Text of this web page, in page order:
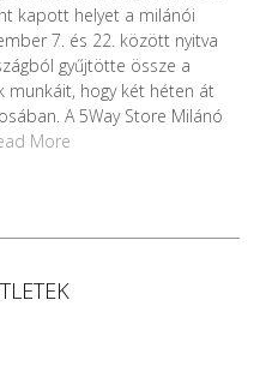
kapott helyet a milánói
7. és 22. között nyitva
gyűjtötte össze a
munkáit, hogy két héten át
A 5Way Store Milánó
More